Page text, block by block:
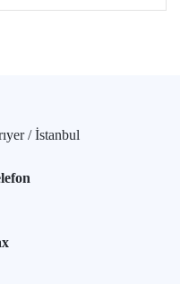
/ İstanbul